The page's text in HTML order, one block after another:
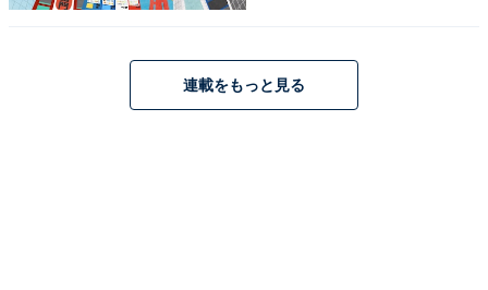
ん＆ポコちゃんや1955年ごろに作られた首ふりペコちゃ
連載をもっと見る